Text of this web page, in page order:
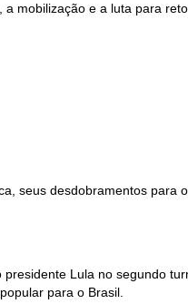
mobilização e a luta para
seus desdobramentos
Lula no segundo
para o Brasil.